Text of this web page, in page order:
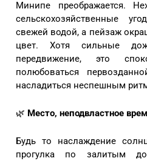
Минипе преображается.
сельскохозяйственные
свежей водой, а пейзаж
цвет. Хотя сильные
передвижение, это
полюбоваться
насладиться неспешным
🌿 Место, неподвластное
Будь то наслаждение
прогулка по залитым